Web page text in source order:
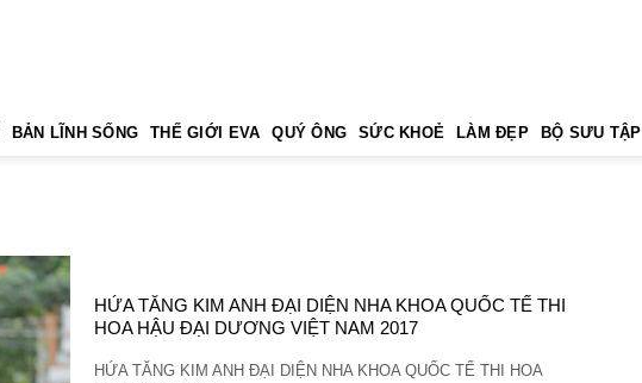
BẢN LĨNH SỐNG THẾ GIỚI EVA QUÝ ÔNG SỨC KHOẺ LÀM ĐẸP BỘ SƯU TẬP
HỨA TĂNG KIM ANH ĐẠI DIỆN NHA KHOA QUỐC TẾ THI
HOA HẬU ĐẠI DƯƠNG VIỆT NAM 2017
HỨA TĂNG KIM ANH ĐẠI DIỆN NHA KHOA QUỐC TẾ THI HOA